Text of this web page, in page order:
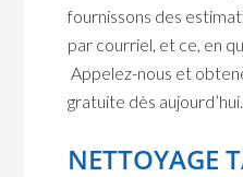
fournissons des
par courriel, et ce, en
Appelez-nous et
gratuite dès aujourd’hui.
NETTOYAGE